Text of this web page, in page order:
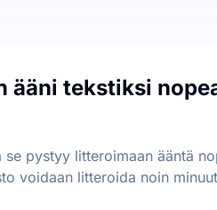
pituudelle tai koolle ei
nopeasti tärkeimmät
ääni tekstiksi
pystyy litteroimaan ääntä
voidaan litteroida noin